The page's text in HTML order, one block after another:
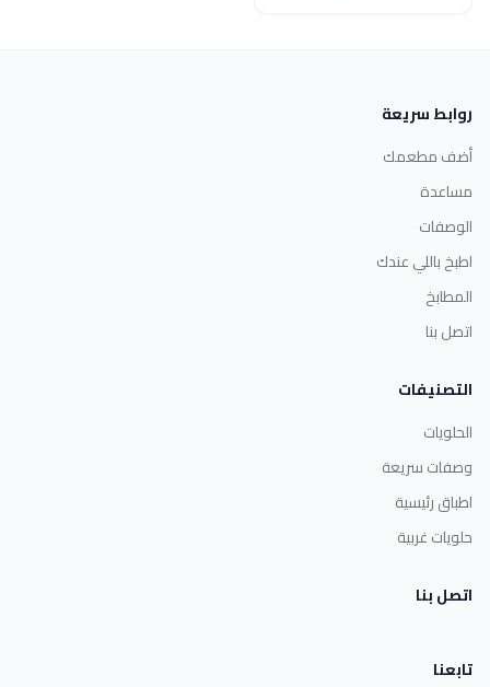
روابط سريعة
أضف مطعمك
مساعدة
الوصفات
اطبخ باللي عندك
المطابخ
اتصل بنا
التصنيفات
الحلويات
وصفات سريعة
اطباق رئيسية
حلويات غربية
اتصل بنا
تابعنا